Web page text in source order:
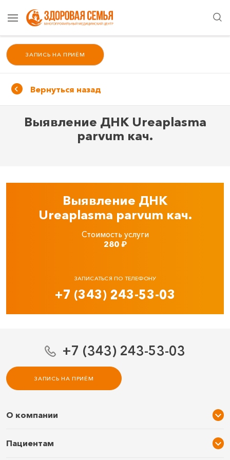
ЗАПИСЬ НА ПРИЁМ
Вернуться назад
Выявление ДНК Ureaplasma
parvum кач.
Выявление ДНК
Ureaplasma parvum кач.
Стоимость услуги
280₽
ЗАПИСАТЬСЯ ПО ТЕЛЕФОНУ
+7 (343) 243-53-03
+7 (343) 243-53-03
ЗАПИСЬ НА ПРИЁМ
О компании
Услуги и цены
Пациентам